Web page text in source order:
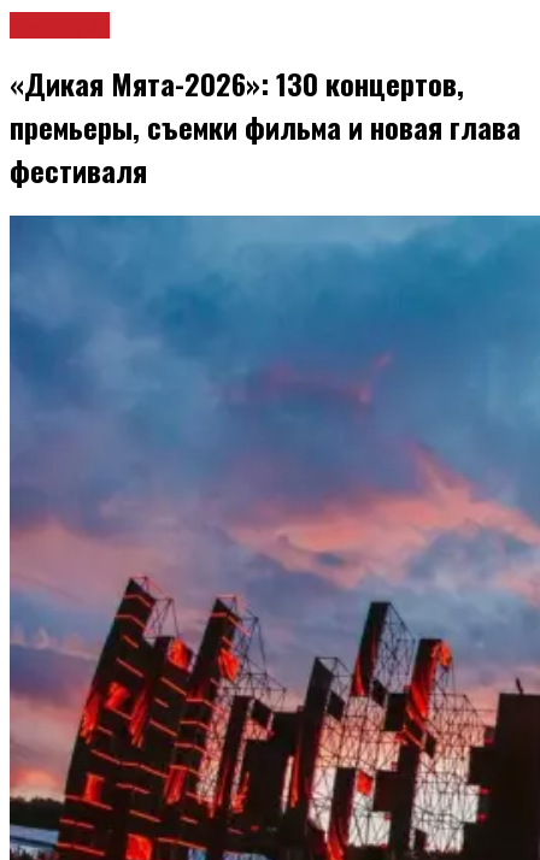
«Дикая Мята-2026»: 130 концертов,
премьеры, съемки фильма и новая глава
фестиваля